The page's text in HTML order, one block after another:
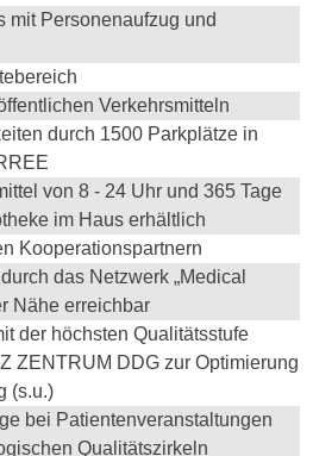
mit Personenaufzug und
Verkehrsmitteln
durch 1500 Parkplätze in
von 8 - 24 Uhr und 365 Tage
im Haus erhältlich
Kooperationspartnern
das Netzwerk „Medical
Nähe erreichbar
der höchsten Qualitätsstufe
ZENTRUM DDG zur Optimierung
(s.u.)
bei Patientenveranstaltungen
Qualitätszirkeln